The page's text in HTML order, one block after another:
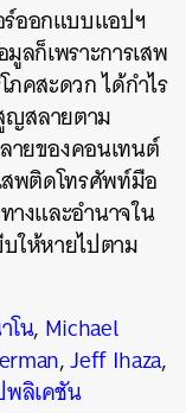
ร์ออกแบบแอปฯ
ลก็เพราะการเสพ
คสะดวก ได้กำไร
ญสลายตาม
ายของคอนเทนต์
สพติดโทรศัพท์มือ
งและอำนาจใน
ให้หายไปตาม
โน, Michael
,Jeff Ihaza,
ลิเคชัน